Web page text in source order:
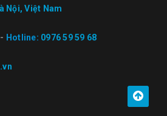
Nội, Việt Nam
- Hotline: 0976 59 59 68